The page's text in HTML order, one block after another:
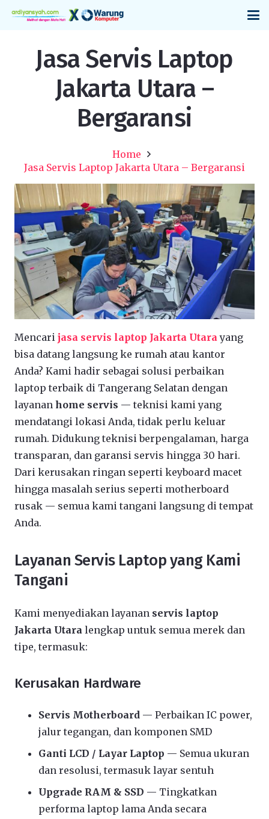
Jasa Servis Laptop
Jakarta Utara –
Bergaransi
Home
Jasa Servis Laptop Jakarta Utara – Bergaransi
Mencari jasa servis laptop Jakarta Utarayang
bisa datang langsung ke rumah atau kantor
Anda? Kami hadir sebagai solusi perbaikan
laptop terbaik di Tangerang Selatan dengan
layanan home servis — teknisi kami yang
mendatangi lokasi Anda, tidak perlu keluar
rumah. Didukung teknisi berpengalaman, harga
transparan, dan garansi servis hingga 30 hari.
Dari kerusakan ringan seperti keyboard macet
hingga masalah serius seperti motherboard
rusak — semua kami tangani langsung di tempat
Anda.
Layanan Servis Laptop yang Kami
Tangani
Kami menyediakan layanan servis laptop
Jakarta Utara lengkap untuk semua merek dan
tipe, termasuk:
Kerusakan Hardware
Servis Motherboard — Perbaikan IC power,
jalur tegangan, dan komponen SMD
Ganti LCD / Layar Laptop — Semua ukuran
dan resolusi, termasuk layar sentuh
Upgrade RAM & SSD — Tingkatkan
performa laptop lama Anda secara